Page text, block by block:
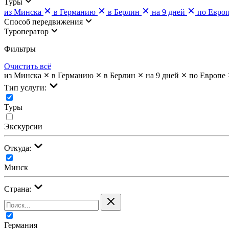
из Минска
в Германию в Берлин на 9 дней
по
Cпособ передвижения
Туроператор
Фильтры
Очистить всё
из Минска
в Германию в Берлин на 9 дней
по Европе
Тип услуги:
Туры
Экскурсии
Откуда:
Минск
Страна:
Германия